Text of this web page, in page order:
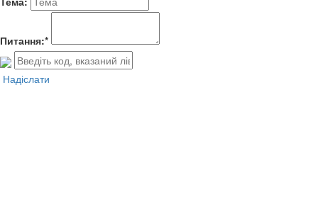
Питання:*
Надіслати